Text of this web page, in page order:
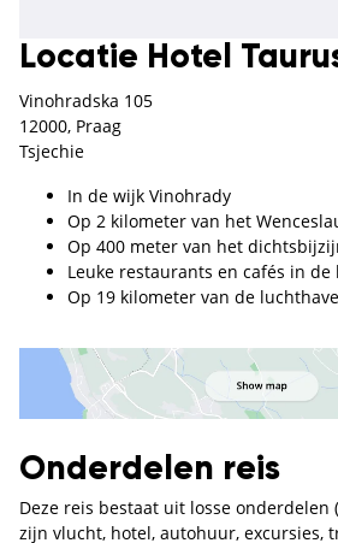
Locatie Hotel
Vinohradska 105
12000, Praag
Tsjechie
In de wijk Vinohrady
Op 2 kilometer van het
Op 400 meter van het
Leuke restaurants en cafés in
Op 19 kilometer van de
Onderdelen reis
Deze reis bestaat uit losse onderdelen
zijn vlucht, hotel, autohuur, excursies,